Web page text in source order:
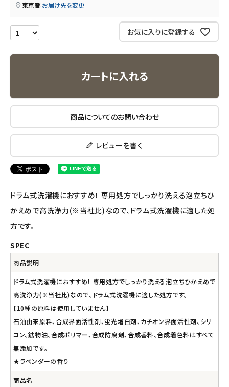
オリジナルブランド
エコリュクス
アルマウィン
アルモニベルツ
コラム・スタッフのおすすめ
ご利用ガイド等
アカウント情報
ようこそ ゲスト 様
meeting_room ログイン person 会員登録
東京都 お届け先を変更
お気に入りに登録する
カートに入れる
商品についてのお問い合わせ
レビューを書く
ドラム式洗濯機におすすめ！ 専用処方でしっかり洗える泡立ちひ
かえめで高洗浄力(※当社比)なので、ドラム式洗濯機に適した処
方です。
SPEC
商品説明
ドラム式洗濯機におすすめ！ 専用処方でしっかり洗える泡立ちひかえめで
高洗浄力(※当社比)なので、ドラム式洗濯機に適した処方です。
【10種の原料は使用していません】
石油由来原料、合成界面活性剤、蛍光増白剤、カチオン界面活性剤、シリ
コン、鉱物油、合成ポリマー、合成防腐剤、合成香料、合成着色料はすべて
無添加です。
★ラベンダーの香り
商品名